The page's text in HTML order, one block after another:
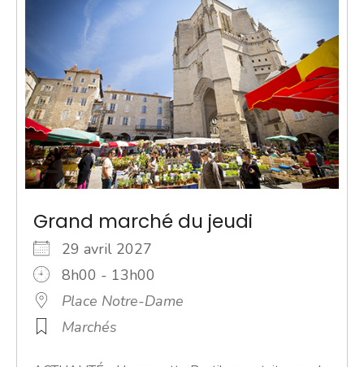
Grand marché du jeudi
29 avril 2027
8h00 - 13h00
Place Notre-Dame
Marchés